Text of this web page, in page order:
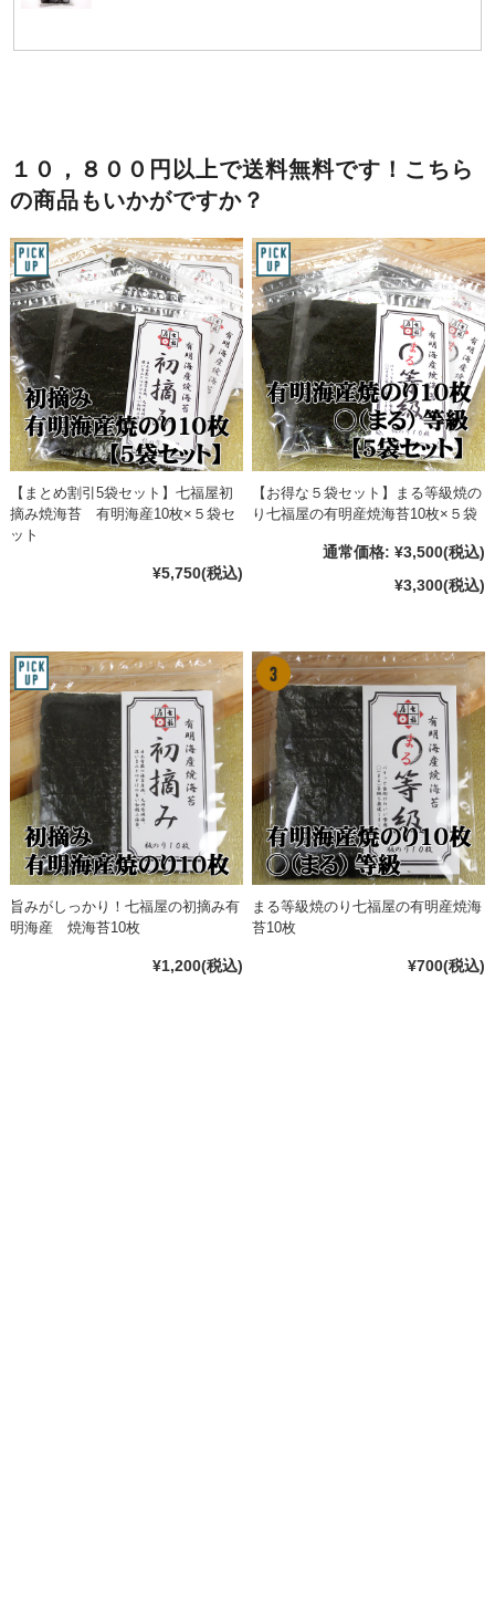
１０，８００円以上で送料無料です！こちら
の商品もいかがですか？
【まとめ割引5袋セット】七福屋初
摘み焼海苔 有明海産10枚×５袋セ
ット
¥5,750(税込)
【お得な５袋セット】まる等級焼の
り七福屋の有明産焼海苔10枚×５袋
通常価格: ¥3,500(税込)
¥3,300(税込)
旨みがしっかり！七福屋の初摘み有
明海産 焼海苔10枚
¥1,200(税込)
まる等級焼のり七福屋の有明産焼海
苔10枚
¥700(税込)